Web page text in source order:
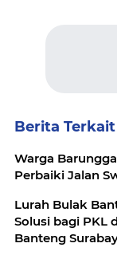
Berita Terkait
Warga
Perbaiki Jalan
Lurah Bulak
Solusi bagi PKL
Banteng